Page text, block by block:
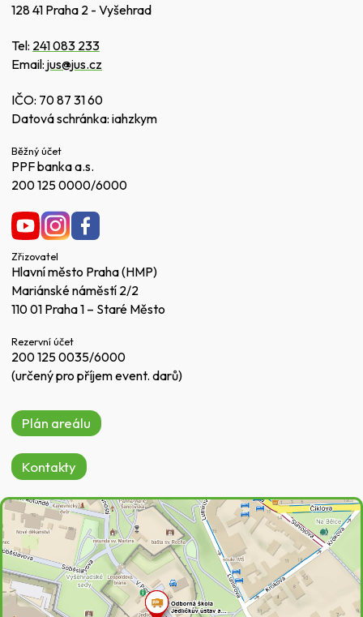
128 41 Praha 2 - Vyšehrad
Tel: 241 083 233
Email: jus@jus.cz
IČO: 70 87 31 60
Datová schránka: iahzkym
Běžný účet
PPF banka a.s.
200 125 0000/6000
Zřizovatel
Hlavní město Praha (HMP)
Mariánské náměstí 2/2
110 01 Praha 1 – Staré Město
Rezervní účet
200 125 0035/6000
(určený pro příjem event. darů)
Plán areálu
Kontakty